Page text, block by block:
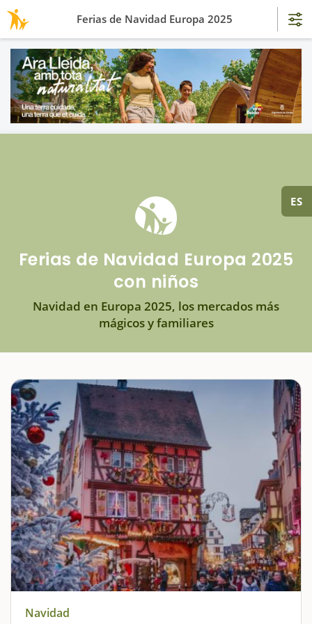
ES
Ferias de Navidad Europa 2025
con niños
Navidad en Europa 2025, los mercados más
mágicos y familiares
Navidad
Ferias de Navidad Europa 2025